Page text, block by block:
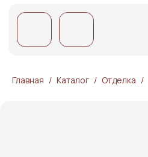
Главная Каталог Отделка